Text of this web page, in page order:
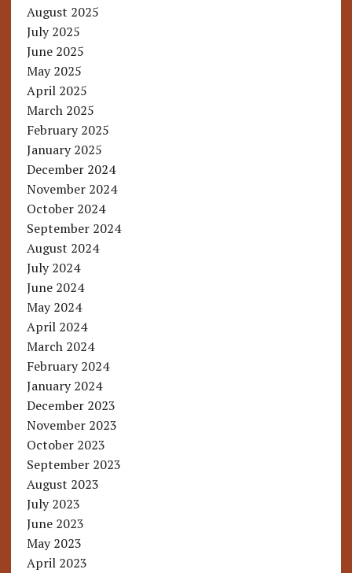
August 2025
July 2025
June 2025
May 2025
April 2025
March 2025
February 2025
January 2025
December 2024
November 2024
October 2024
September 2024
August 2024
July 2024
June 2024
May 2024
April 2024
March 2024
February 2024
January 2024
December 2023
November 2023
October 2023
September 2023
August 2023
July 2023
June 2023
May 2023
April 2023